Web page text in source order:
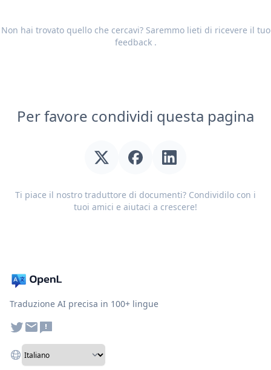
Non hai trovato quello che cercavi? Saremmo lieti di ricevere il tuo
feedback.
Per favore condividi questa pagina
Ti piace il nostro traduttore di documenti? Condividilo con i
tuoi amici e aiutaci a crescere!
Traduzione AI precisa in 100+ lingue